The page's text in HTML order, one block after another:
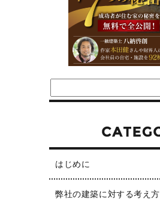
はじめに
弊社の建築に対する考え方